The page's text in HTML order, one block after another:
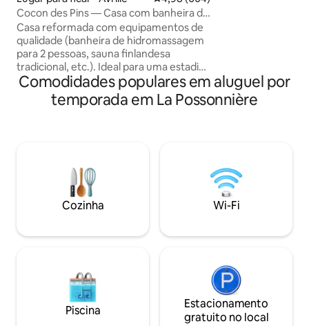
Cocon des Pins — Casa com banheira de
hidromassagem e sauna
Casa reformada com equipamentos de
qualidade (banheira de hidromassagem
para 2 pessoas, sauna finlandesa
tradicional, etc.). Ideal para uma estadia
relaxante a dois. Casa localizada a 7
minutos do centro da cidade de Angers,
em um ambiente tranquilo e arborizado,
e o respeito pelos locais para o conforto
dos vizinhos e futuros inquilinos,
obrigado desde já :)
desfrutar do
Comodidades populares em aluguel por
temporada em La Possonnière
Cozinha Wi-Fi
Piscina
Estacionamento
gratuito no local